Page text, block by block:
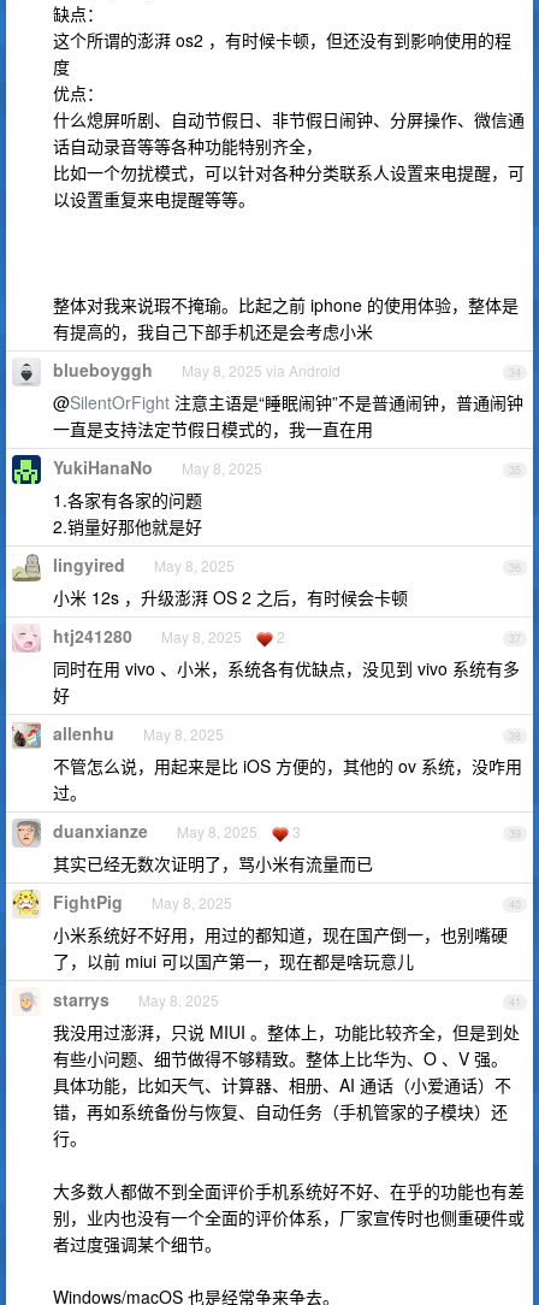
缺点：
这个所谓的澎湃 os2 ，有时候卡顿，但还没有到影响使用的程
度
优点：
什么熄屏听剧、自动节假日、非节假日闹钟、分屏操作、微信通
话自动录音等等各种功能特别齐全，
比如一个勿扰模式，可以针对各种分类联系人设置来电提醒，可
以设置重复来电提醒等等。
整体对我来说瑕不掩瑜。比起之前 iphone 的使用体验，整体是
有提高的，我自己下部手机还是会考虑小米
34
blueboyggh May 8, 2025 via Android
@SilentOrFight 注意主语是“睡眠闹钟”不是普通闹钟，普通闹钟
一直是支持法定节假日模式的，我一直在用
35
YukiHanaNo May 8, 2025
1.各家有各家的问题
2.销量好那他就是好
36
lingyired May 8, 2025
小米 12s ，升级澎湃 OS 2 之后，有时候会卡顿
37
htj241280 May 8, 2025 2
同时在用 vivo 、小米，系统各有优缺点，没见到 vivo 系统有多
好
38
allenhu May 8, 2025
不管怎么说，用起来是比 iOS 方便的，其他的 ov 系统，没咋用
过。
39
duanxianze May 8, 2025 3
其实已经无数次证明了，骂小米有流量而已
40
FightPig May 8, 2025
小米系统好不好用，用过的都知道，现在国产倒一，也别嘴硬
了，以前 miui 可以国产第一，现在都是啥玩意儿
41
starrys May 8, 2025
我没用过澎湃，只说 MIUI 。整体上，功能比较齐全，但是到处
有些小问题、细节做得不够精致。整体上比华为、O 、V 强。
具体功能，比如天气、计算器、相册、AI 通话（小爱通话）不
错，再如系统备份与恢复、自动任务（手机管家的子模块）还
行。
大多数人都做不到全面评价手机系统好不好、在乎的功能也有差
别，业内也没有一个全面的评价体系，厂家宣传时也侧重硬件或
者过度强调某个细节。
Windows/macOS 也是经常争来争去。